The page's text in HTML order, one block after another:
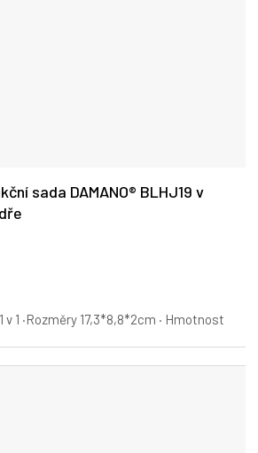
sada DAMANO® BLHJ19 v
v 1 ·Rozměry 17,3*8,8*2cm · Hmotnost